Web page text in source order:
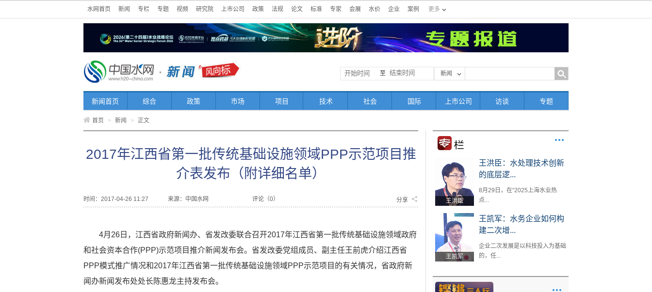
水网首页 新闻 专栏 专题 视频 研究院 上市公司 政策 法规 论文 标准 专家 会展 水价 企业 案例 更多
至 新闻
新闻首页 综合 政策 市场 项目 技术 社会 国际 上市公司 访谈 专题
首页 > 新闻 > 正文
2017年江西省第一批传统基础设施领域PPP示范项目推
介表发布（附详细名单）
时间：2017-04-26 11:27 来源： 中国水网 评论（0） 分享
4月26日，江西省政府新闻办、省发改委联合召开2017年江西省第一批传统基础设施领域政府
和社会资本合作(PPP)示范项目推介新闻发布会。省发改委党组成员、副主任王前虎介绍江西省
PPP模式推广情况和2017年江西省第一批传统基础设施领域PPP示范项目的有关情况，省政府新
闻办新闻发布处处长陈惠龙主持发布会。
王洪臣
王洪臣：水处理技术创新
的底层逻...
8月29日，在“2025上海水业热
点...
王凯军
王凯军：水务企业如何构
建二次增...
企业二次发展是以科技投入为基础
的，任...